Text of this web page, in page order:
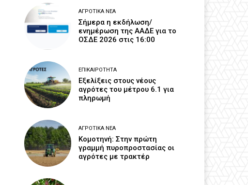
ΑΓΡΟΤΙΚΆ ΝΈΑ
Σήμερα η εκδήλωση/
ενημέρωση της ΑΑΔΕ για το
ΟΣΔΕ 2026 στις 16:00
ΕΠΙΚΑΙΡΌΤΗΤΑ
Εξελίξεις στους νέους
αγρότες του μέτρου 6.1 για
πληρωμή
ΑΓΡΟΤΙΚΆ ΝΈΑ
Κομοτηνή: Στην πρώτη
γραμμή πυροπροστασίας οι
αγρότες με τρακτέρ